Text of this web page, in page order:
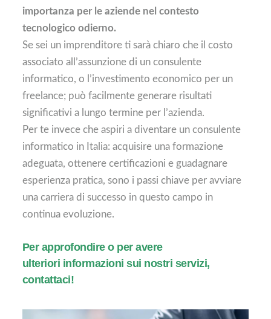
importanza per le aziende nel contesto
tecnologico odierno.
Se sei un imprenditore ti sarà chiaro che il costo
associato all’assunzione di un consulente
informatico, o l’investimento economico per un
freelance; può facilmente generare risultati
significativi a lungo termine per l’azienda.
Per te invece che aspiri a diventare un consulente
informatico in Italia: acquisire una formazione
adeguata, ottenere certificazioni e guadagnare
esperienza pratica, sono i passi chiave per avviare
una carriera di successo in questo campo in
continua evoluzione.
Per approfondire o per avere
ulteriori informazioni sui nostri servizi,
contattaci!